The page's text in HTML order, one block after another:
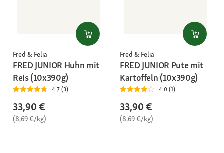
Fred & Felia
FRED JUNIOR Huhn mit
Reis (10x390g)
4.7 (3)
33,90 €
(8,69 €/kg)
Fred & Felia
FRED JUNIOR Pute mit
Kartoffeln (10x390g)
4.0 (1)
33,90 €
(8,69 €/kg)